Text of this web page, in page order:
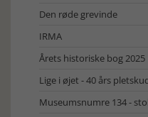
Den røde grevinde
IRMA
Årets historiske bog 2025
Lige i øjet - 40 års
Museumsnumre 134 -